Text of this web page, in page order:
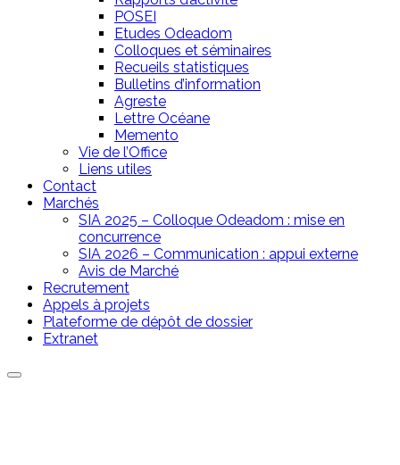
POSEI
Etudes Odeadom
Colloques et séminaires
Recueils statistiques
Bulletins d’information
Agreste
Lettre Océane
Memento
Vie de l’Office
Liens utiles
Contact
Marchés
SIA 2025 – Colloque Odeadom : mise en
concurrence
SIA 2026 – Communication : appui externe
Avis de Marché
Recrutement
Appels à projets
Plateforme de dépôt de dossier
Extranet